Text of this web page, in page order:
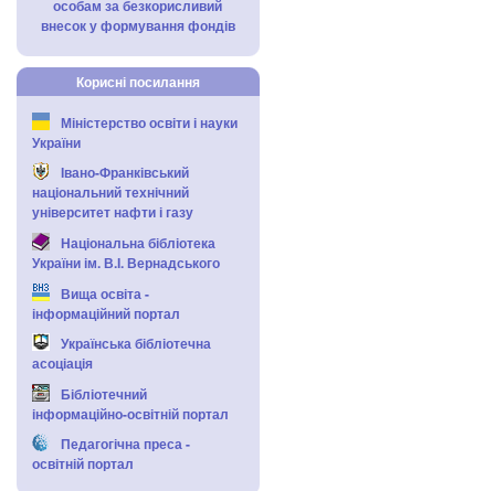
особам за безкорисливий
внесок у формування фондів
Корисні посилання
Міністерство освіти і науки
України
Івано-Франківський
національний технічний
університет нафти і газу
Національна бібліотека
України ім. В.І. Вернадського
Вища освіта -
інформаційний портал
Українська бібліотечна
асоціація
Бібліотечний
інформаційно-освітній портал
Педагогічна преса -
освітній портал